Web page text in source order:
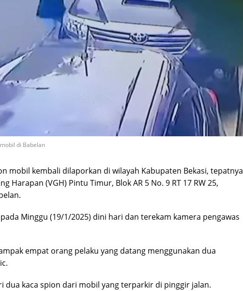
di Babelan
mobil kembali dilaporkan di wilayah Kabupaten Bekasi, tepatnya
Harapan (VGH) Pintu Timur, Blok AR 5 No. 9 RT 17 RW 25,
Minggu (19/1/2025) dini hari dan terekam kamera pengawas
empat orang pelaku yang datang menggunakan dua
dua kaca spion dari mobil yang terparkir di pinggir jalan.